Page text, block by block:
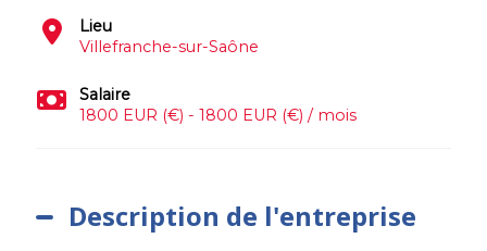
Lieu
Villefranche-sur-Saône
Salaire
1800 EUR (€) - 1800 EUR (€) / mois
Description de l'entreprise